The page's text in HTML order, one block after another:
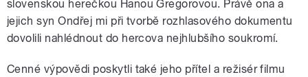
slovenskou herečkou Hanou Gregorovou. Právě ona a
jejich syn Ondřej mi při tvorbě rozhlasového dokumentu
dovolili nahlédnout do hercova nejhlubšího soukromí.
Cenné výpovědi poskytli také jeho přítel a režisér filmu